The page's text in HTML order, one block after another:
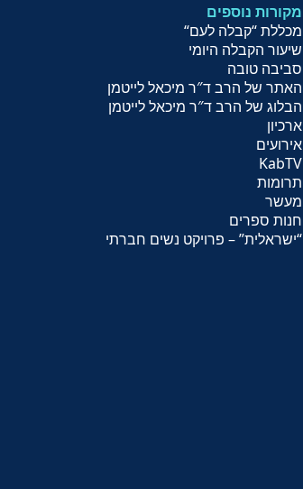
מקורות נוספים
“מכללת “קבלה לעם
שיעור הקבלה היומי
סביבה טובה
האתר של הרב ד″ר מיכאל לייטמן
הבלוג של הרב ד″ר מיכאל לייטמן
ארכיון
אירועים
KabTV
תרומות
מעשר
חנות ספרים
“ישראלית” – פרויקט נשים חברתי